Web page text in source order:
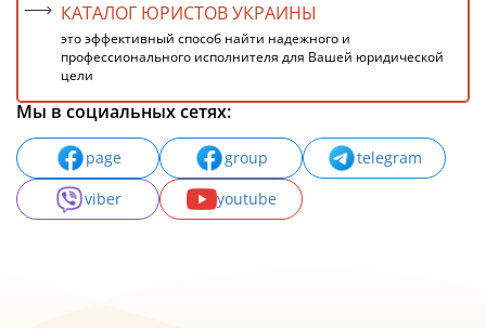
КАТАЛОГ ЮРИСТОВ УКРАИНЫ
это эффективный способ найти надежного и
профессионального исполнителя для Вашей юридической
цели
Мы в социальных сетях:
page group
telegram
viber
youtube